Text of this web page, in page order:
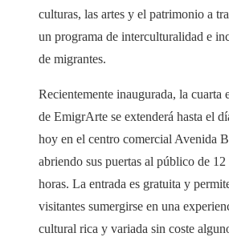
culturas, las artes y el patrimonio a
un programa de interculturalidad e
de migrantes.
Recientemente inaugurada, la cuarta
de EmigrArte se extenderá hasta el
hoy en el centro comercial Avenida
abriendo sus puertas al público de 12
horas. La entrada es gratuita y
visitantes sumergirse en una
cultural rica y variada sin coste